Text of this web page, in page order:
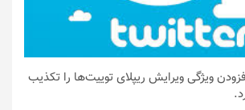
ویژگی ویرایش ریپلای‌ توییت‌ها را تکذیب